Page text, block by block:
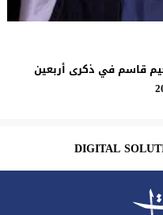
قاسم في ذكرى أربعين
DIGITAL